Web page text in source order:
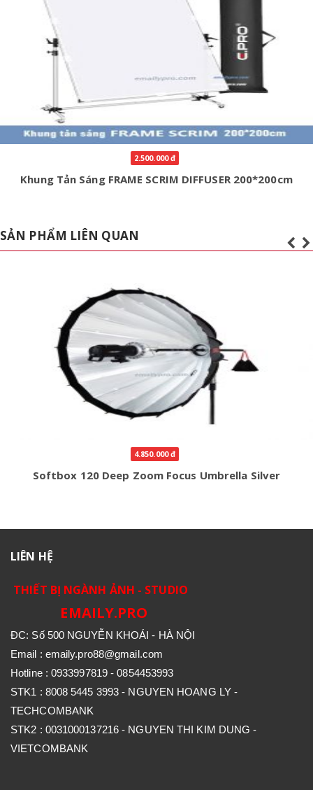
2.500.000 đ
Khung Tản Sáng FRAME SCRIM DIFFUSER 200*200cm
SẢN PHẨM LIÊN QUAN
4.850.000 đ
Softbox 120 Deep Zoom Focus Umbrella Silver
LIÊN HỆ
THIẾT BỊ NGÀNH ẢNH - STUDIO
EMAILY.PRO
ĐC: Số 500 NGUYỄN KHOÁI - HÀ NỘI
Email : emaily.pro88@gmail.com
Hotline : 0933997819 - 0854453993
STK1 : 8008 5445 3993 - NGUYEN HOANG LY -
TECHCOMBANK
STK2 : 0031000137216 - NGUYEN THI KIM DUNG -
VIETCOMBANK